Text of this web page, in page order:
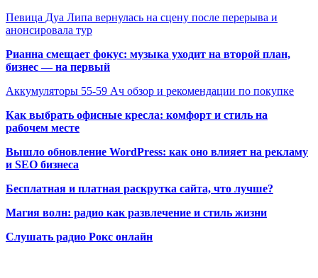
Певица Дуа Липа вернулась на сцену после перерыва и
анонсировала тур
Рианна смещает фокус: музыка уходит на второй план,
бизнес — на первый
Аккумуляторы 55-59 Ач обзор и рекомендации по покупке
Как выбрать офисные кресла: комфорт и стиль на
рабочем месте
Вышло обновление WordPress: как оно влияет на рекламу
и SEO бизнеса
Бесплатная и платная раскрутка сайта, что лучше?
Магия волн: радио как развлечение и стиль жизни
Слушать радио Рокс онлайн